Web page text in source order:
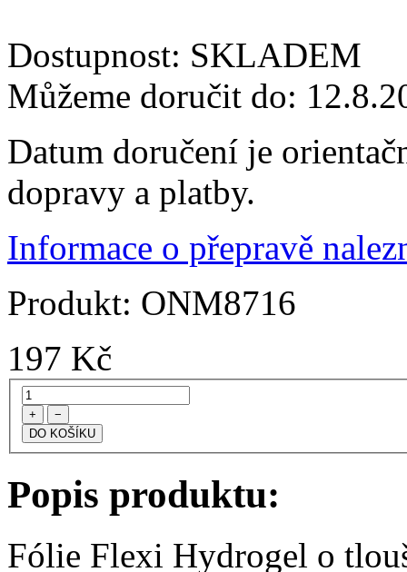
Dostupnost: SKLADEM
Můžeme doručit do:
Datum doručení je
dopravy a platby.
Informace o přepravě
Produkt: ONM8716
197 Kč
+ −
Popis produktu:
Fólie Flexi Hydrogel o